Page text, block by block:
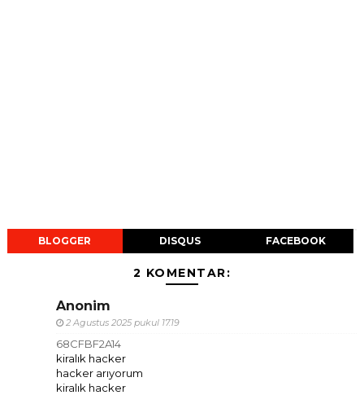
BLOGGER DISQUS FACEBOOK
2 KOMENTAR:
Anonim
2 Agustus 2025 pukul 17.19
68CFBF2A14
kiralık hacker
hacker arıyorum
kiralık hacker